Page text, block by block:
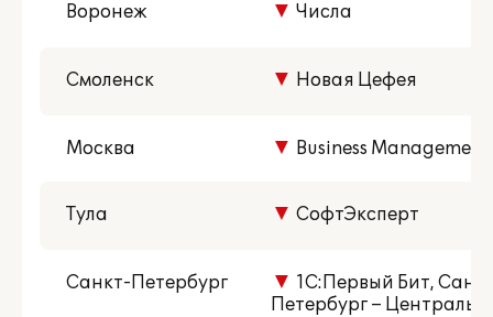
Воронеж ▼ Числа
Смоленск ▼ Новая Цефея
Москва ▼ Business Management
Тула ▼ СофтЭксперт
Санкт-Петербург ▼ 1С:Первый Бит,
Петербург –